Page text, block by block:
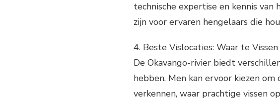
technische expertise en kennis
zijn voor ervaren hengelaars die
4. Beste Vislocaties: Waar te
De Okavango-rivier biedt
hebben. Men kan ervoor kiezen
verkennen, waar prachtige vissen